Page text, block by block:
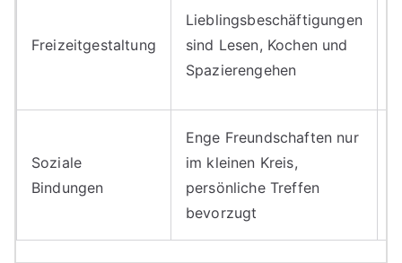
Freizeitgestaltung
Lieblingsbeschäftigungen
sind Lesen, Kochen und
Spazierengehen
Soziale
Bindungen
Enge Freundschaften nur
im kleinen Kreis,
persönliche Treffen
bevorzugt